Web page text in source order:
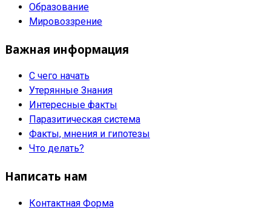
Образование
Мировоззрение
Важная информация
С чего начать
Утерянные Знания
Интересные факты
Паразитическая система
Факты, мнения и гипотезы
Что делать?
Написать нам
Контактная Форма